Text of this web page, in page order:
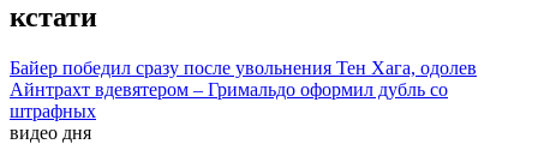
кстати
Байер победил сразу после увольнения Тен Хага, одолев
Айнтрахт вдевятером – Гримальдо оформил дубль со
штрафных
видео дня